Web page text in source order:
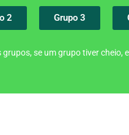
2 Grupo 3
se um grupo tiver cheio,